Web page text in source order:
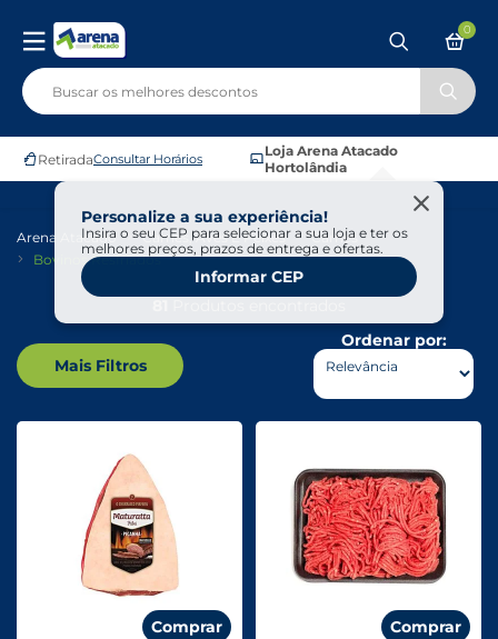
RetiradaConsultar Horários
Loja Arena Atacado
Hortolândia
Personalize a sua experiência!
Insira o seu CEP para selecionar a sua loja e ter os
melhores preços, prazos de entrega e ofertas.
Informar CEP
0
Arena Atacado Carnes, Aves E Peixes
Carnes
Bovinos Resfriados
Mais Filtros
Ordenar por:
Comprar Comprar